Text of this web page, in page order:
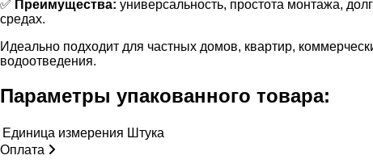
✅ Преимущества: универсальность, простота монтажа,
средах.
Идеально подходит для частных домов, квартир,
водоотведения.
Параметры упакованного товара:
Единица измерения Штука
Оплата